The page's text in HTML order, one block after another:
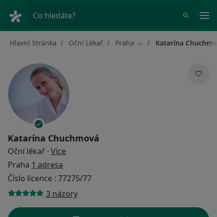
Co hledáte?
Hlavní Stránka Oční Lékař Praha Změna města
Katarína
Katarína Chuchmová
Oční lékař · Více
Praha 1 adresa
Číslo licence : 77275/77
3 názory